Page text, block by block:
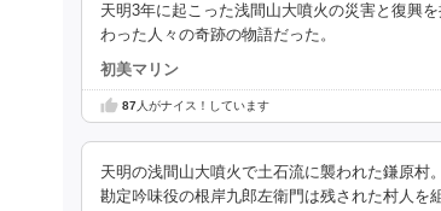
天明3年に起こった浅間山大噴火の災害と復興
わった人々の奇跡の物語だった。
初美マリン
87人がナイス！しています
天明の浅間山大噴火で土石流に襲われた鎌原
勘定吟味役の根岸九郎左衛門は残された村人を